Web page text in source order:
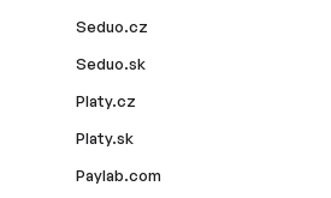
Seduo.cz
Seduo.sk
Platy.cz
Platy.sk
Paylab.com